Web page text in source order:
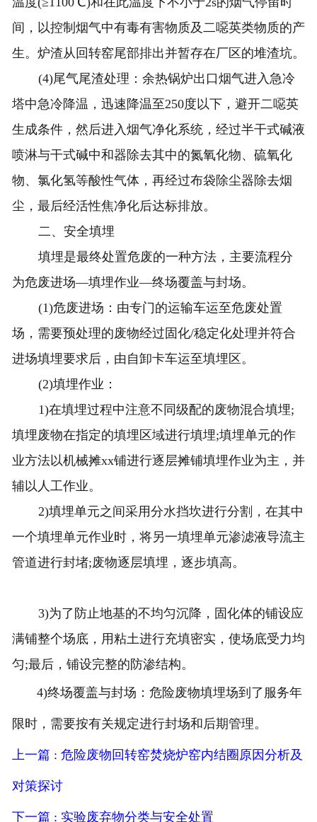
间，以控制烟气中有毒有害物质及二噁英类物质的产
生。炉渣从回转窑尾部排出并暂存在厂区的堆渣坑。
(4)尾气尾渣处理：余热锅炉出口烟气进入急冷
塔中急冷降温，迅速降温至250度以下，避开二噁英
生成条件，然后进入烟气净化系统，经过半干式碱液
喷淋与干式碱中和器除去其中的氮氧化物、硫氧化
物、氯化氢等酸性气体，再经过布袋除尘器除去烟
尘，最后经活性焦净化后达标排放。
二、安全填埋
填埋是最终处置危废的一种方法，主要流程分
为危废进场—填埋作业—终场覆盖与封场。
(1)危废进场：由专门的运输车运至危废处置
场，需要预处理的废物经过固化/稳定化处理并符合
进场填埋要求后，由自卸卡车运至填埋区。
(2)填埋作业：
1)在填埋过程中注意不同级配的废物混合填埋;
填埋废物在指定的填埋区域进行填埋;填埋单元的作
业方法以机械摊xx铺进行逐层摊铺填埋作业为主，并
辅以人工作业。
2)填埋单元之间采用分水挡坎进行分割，在其中
一个填埋单元作业时，将另一填埋单元渗滤液导流主
管道进行封堵;废物逐层填埋，逐步填高。
3)为了防止地基的不均匀沉降，固化体的铺设应
满铺整个场底，用粘土进行充填密实，使场底受力均
匀;最后，铺设完整的防渗结构。
4)终场覆盖与封场：危险废物填埋场到了服务年
限时，需要按有关规定进行封场和后期管理。
上一篇 : 危险废物回转窑焚烧炉窑内结圈原因分析及
对策探讨
下一篇 : 实验废弃物分类与安全处置